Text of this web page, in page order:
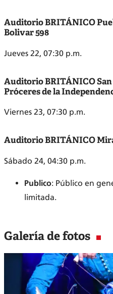
Auditorio BRITÁNICO
Bolivar 598
Jueves 22, 07:30 p.m.
Auditorio BRITÁNICO
Próceres de la
Viernes 23, 07:30 p.m.
Auditorio BRITÁNICO
Sábado 24, 04:30 p.m.
Publico: Público en
limitada.
Galería de fotos